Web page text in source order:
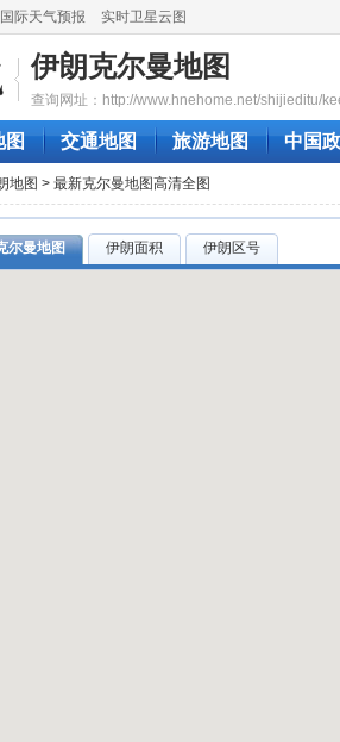
国际天气预报 实时卫星云图
伊朗克尔曼地图
查询网址：http://www.hnehome.net/shijieditu/
图 交通地图 旅游地图 中国
地图 > 最新克尔曼地图高清全图
尔曼地图 伊朗面积 伊朗区号